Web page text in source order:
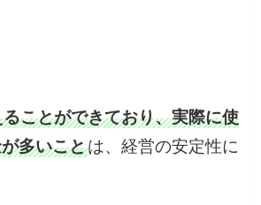
ことができており、実際に使
多いことは、経営の安定性に